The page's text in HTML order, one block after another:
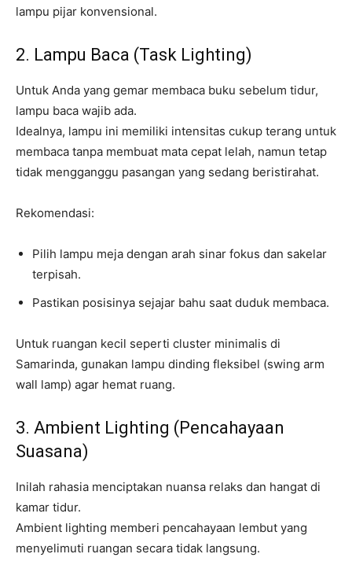
lampu pijar konvensional.
2. Lampu Baca (Task Lighting)
Untuk Anda yang gemar membaca buku sebelum tidur,
lampu baca wajib ada.
Idealnya, lampu ini memiliki intensitas cukup terang untuk
membaca tanpa membuat mata cepat lelah, namun tetap
tidak mengganggu pasangan yang sedang beristirahat.
Rekomendasi:
Pilih lampu meja dengan arah sinar fokus dan sakelar
terpisah.
Pastikan posisinya sejajar bahu saat duduk membaca.
Untuk ruangan kecil seperti cluster minimalis di
Samarinda, gunakan lampu dinding fleksibel (swing arm
wall lamp) agar hemat ruang.
3. Ambient Lighting (Pencahayaan
Suasana)
Inilah rahasia menciptakan nuansa relaks dan hangat di
kamar tidur.
Ambient lighting memberi pencahayaan lembut yang
menyelimuti ruangan secara tidak langsung.